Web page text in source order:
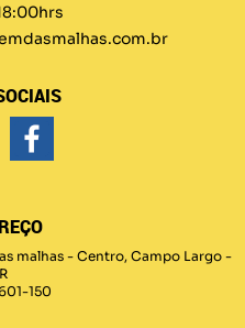
malhas - Centro, Campo Largo -
150